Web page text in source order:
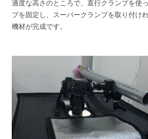
適度な高さのところで、直行クランプを使
プを固定し、スーパークランプを取り付け
機材が完成です。